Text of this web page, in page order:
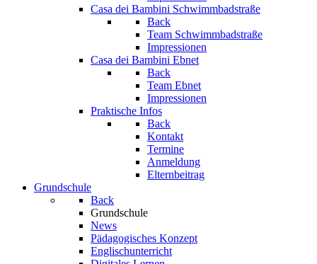
Casa dei Bambini Schwimmbadstraße
Back
Team Schwimmbadstraße
Impressionen
Casa dei Bambini Ebnet
Back
Team Ebnet
Impressionen
Praktische Infos
Back
Kontakt
Termine
Anmeldung
Elternbeitrag
Grundschule
Back
Grundschule
News
Pädagogisches Konzept
Englischunterricht